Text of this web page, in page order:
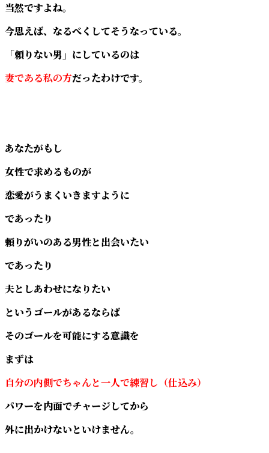
当然ですよね。
今思えば、なるべくしてそうなっている。
「頼りない男」にしているのは
妻である私の方だったわけです。
あなたがもし
女性で求めるものが
恋愛がうまくいきますように
であったり
頼りがいのある男性と出会いたい
であったり
夫としあわせになりたい
というゴールがあるならば
そのゴールを可能にする意識を
まずは
自分の内側でちゃんと一人で練習し（仕込み）
パワーを内面でチャージしてから
外に出かけないといけません。